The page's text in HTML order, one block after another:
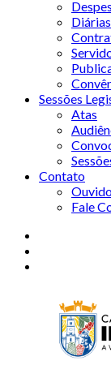
Diárias
Sessões
Atas
Contato
Fale